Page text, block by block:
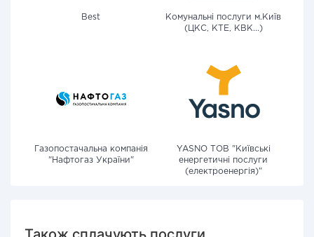
Best
Комунальні послуги м.Київ
(ЦКС, КТЕ, КВК...)
Газопостачальна компанія
"Нафтогаз України"
YASNO ТОВ "Київські
енергетичні послуги
(електроенергія)"